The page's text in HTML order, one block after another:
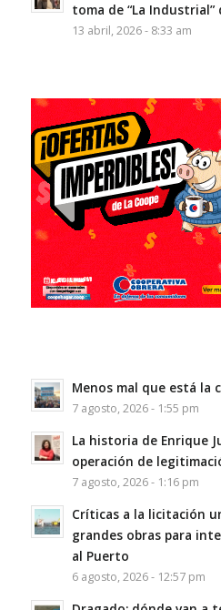
toma de “La Industrial”
13 abril, 2026 - 8:33 am
Menos mal que está la
7 agosto, 2026 - 1:55 pm
La historia de Enrique
operación de
7 agosto, 2026 - 1:16 pm
Críticas a la licitación
grandes obras para
al Puerto
6 agosto, 2026 - 12:57 pm